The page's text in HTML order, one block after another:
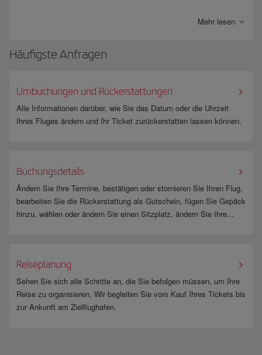
. Bitte beachte, dass diese Daten in der Ortszeit des
Mehr lesen
Häufigste Anfragen
Umbuchungen und Rückerstattungen
Alle Informationen darüber, wie Sie das Datum oder die Uhrzeit
Ihres Fluges ändern und Ihr Ticket zurückerstatten lassen können.
Buchungsdetails
Ändern Sie Ihre Termine, bestätigen oder stornieren Sie Ihren Flug,
bearbeiten Sie die Rückerstattung als Gutschein, fügen Sie Gepäck
hinzu, wählen oder ändern Sie einen Sitzplatz, ändern Sie Ihre...
Reiseplanung
Sehen Sie sich alle Schritte an, die Sie befolgen müssen, um Ihre
Reise zu organisieren. Wir begleiten Sie vom Kauf Ihres Tickets bis
zur Ankunft am Zielflughafen.